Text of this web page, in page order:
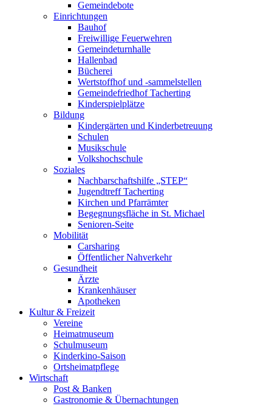
Gemeindebote
Einrichtungen
Bauhof
Freiwillige Feuerwehren
Gemeindeturnhalle
Hallenbad
Bücherei
Wertstoffhof und -sammelstellen
Gemeindefriedhof Tacherting
Kinderspielplätze
Bildung
Kindergärten und Kinderbetreuung
Schulen
Musikschule
Volkshochschule
Soziales
Nachbarschaftshilfe „STEP“
Jugendtreff Tacherting
Kirchen und Pfarrämter
Begegnungsfläche in St. Michael
Senioren-Seite
Mobilität
Carsharing
Öffentlicher Nahverkehr
Gesundheit
Ärzte
Krankenhäuser
Apotheken
Kultur & Freizeit
Vereine
Heimatmuseum
Schulmuseum
Kinderkino-Saison
Ortsheimatpflege
Wirtschaft
Post & Banken
Gastronomie & Übernachtungen